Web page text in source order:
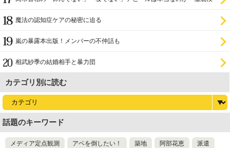
魔法の認知症ケアの秘密に迫る
嵐の暴露本出版！メンバーの不仲話も
相武紗季の結婚相手と暴力団
カテゴリ別に読む
話題のキーワード
メディア定点観測 アベを倒したい！ 築地 阿部花恵 派遣